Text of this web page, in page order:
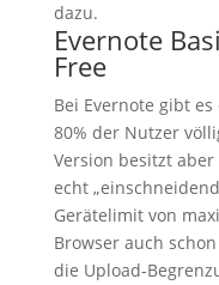
dazu.
Evernote
Free
Bei Evernote gibt
80% der Nutzer
Version besitzt
echt
Gerätelimit von
Browser auch
die Upload-